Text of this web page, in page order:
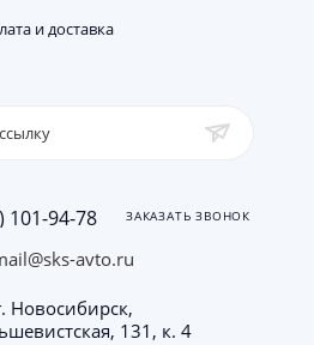
и доставка
101-94-78 ЗАКАЗАТЬ ЗВОНОК
avto.ru
Новосибирск,
131, к. 4